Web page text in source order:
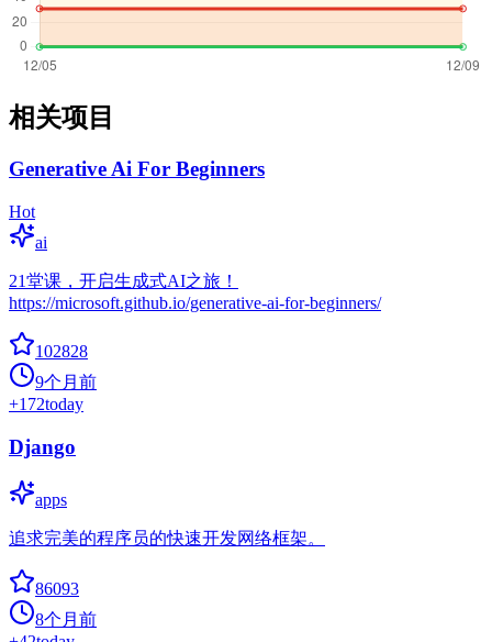
相关项目
Generative Ai For Beginners
Hot
ai
21堂课，开启生成式AI之旅！
https://microsoft.github.io/generative-ai-for-beginners/
102828
9个月前
+172today
Django
apps
追求完美的程序员的快速开发网络框架。
86093
8个月前